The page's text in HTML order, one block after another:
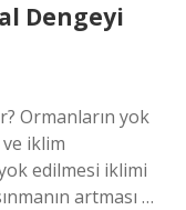
Dengeyi
Ormanların yok
ve iklim
edilmesi iklimi
artması …